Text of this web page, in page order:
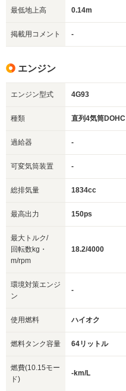
最低地上高 0.14m
掲載用コメント -
エンジン
エンジン型式 4G93
種類 直列4気筒DOHC
過給器 -
可変気筒装置 -
総排気量 1834cc
最高出力 150ps
最大トルク/
回転数kg・
m/rpm
18.2/4000
環境対策エンジ
ン
-
使用燃料 ハイオク
燃料タンク容量 64リットル
燃費(10.15モー
ド)
-km/L